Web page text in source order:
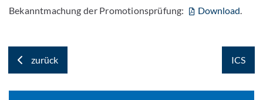
Bekanntmachung der Promotionsprüfung: Download.
zurück ICS